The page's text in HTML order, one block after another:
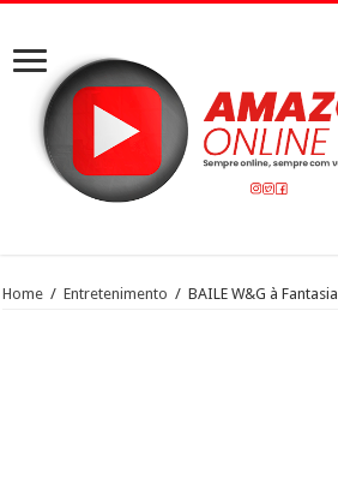
Home / Entretenimento / BAILE W&G à Fantasia